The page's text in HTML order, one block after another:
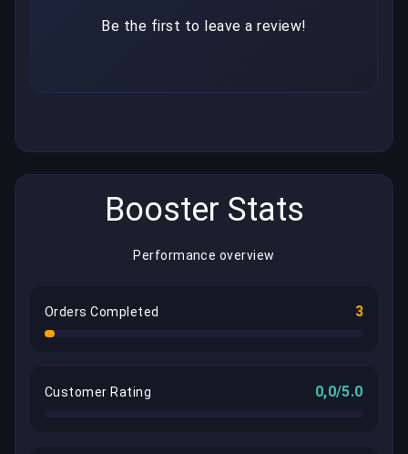
Be the first to leave a review!
Booster Stats
Performance overview
Orders Completed 3
Customer Rating 0,0/5.0